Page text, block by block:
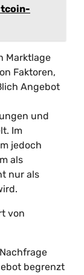
Marktlage
Faktoren,
Angebot
und
Im
jedoch
als
nur als
von
begrenzt